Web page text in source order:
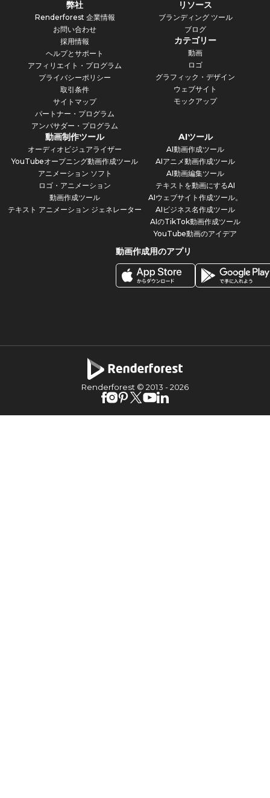
弊社
Renderforest 企業情報
お問い合わせ
採用情報
ヘルプとサポート
アフィリエイト・プログラム
プライバシーポリシー
取引条件
サイトマップ
パートナー・プログラム
アンバサダー・プログラム
リソース
ブランディング ツール
ブログ
カテゴリー
動画
ロゴ
グラフィック・デザイン
ウェブサイト
モックアップ
動画制作ツール
オーディオビジュアライザー
YouTubeオープニング動画作成ツール
アニメーション ソフト
ロゴ・アニメーション
動画作成ツール
テキスト アニメーション ジェネレーター
AIツール
AI動画作成ツール
AIアニメ動画作成ツール
AI動画編集ツール
テキストを動画にするAI
AIウェブサイト作成ツール。
AIビジネス名作成ツール
AIのTikTok動画作成ツール
YouTube動画のアイデア
動画作成用のアプリ
Renderforest © 2013 -2026